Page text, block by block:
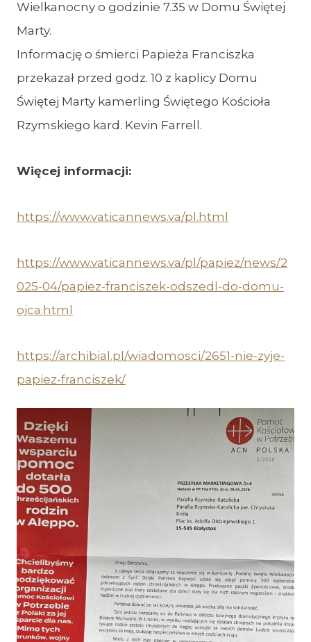
Wielkanocny o godzinie 7.35 w Domu Świętej
Marty.
Informację o śmierci Papieża Franciszka
przekazał przed godz. 10 z kaplicy Domu
Świętej Marty kamerling Świętego Kościoła
Rzymskiego kard. Kevin Farrell.
Więcej informacji:
https://www.vaticannews.va/pl.html
https://www.vaticannews.va/pl/papiez/news/2
025-04/papiez-franciszek-odszedl-do-domu-
ojca.html
https://archibial.pl/wiadomosci/2651-nie-zyje-
papiez-franciszek/